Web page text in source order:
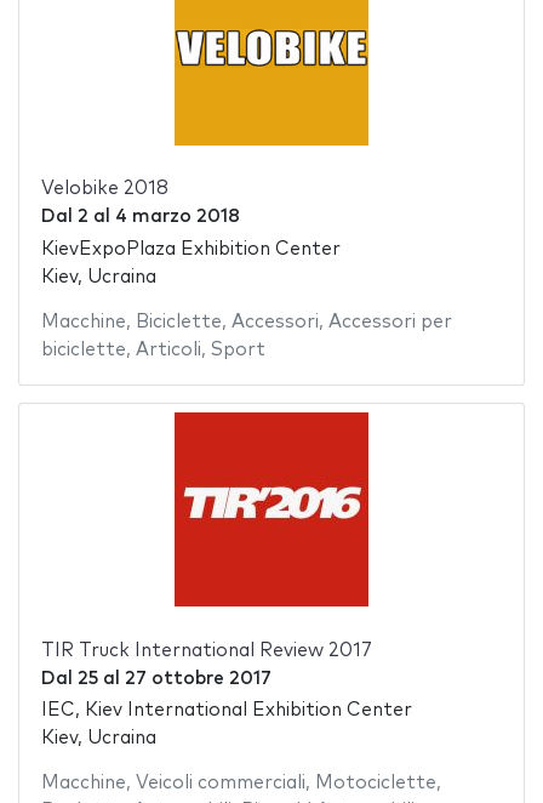
Velobike 2018
Dal 2 al 4 marzo 2018
KievExpoPlaza Exhibition Center
Kiev, Ucraina
Macchine, Biciclette, Accessori, Accessori per
biciclette, Articoli, Sport
TIR Truck International Review 2017
Dal 25al 27 ottobre 2017
IEC, Kiev International Exhibition Center
Kiev, Ucraina
Macchine, Veicoli commerciali, Motociclette,